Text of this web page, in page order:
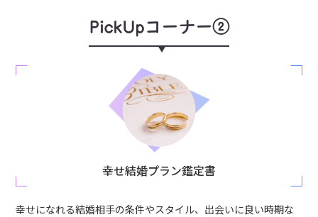
PickUpコーナー②
幸せ結婚プラン鑑定書
幸せになれる結婚相手の条件やスタイル、出会いに良い時期な